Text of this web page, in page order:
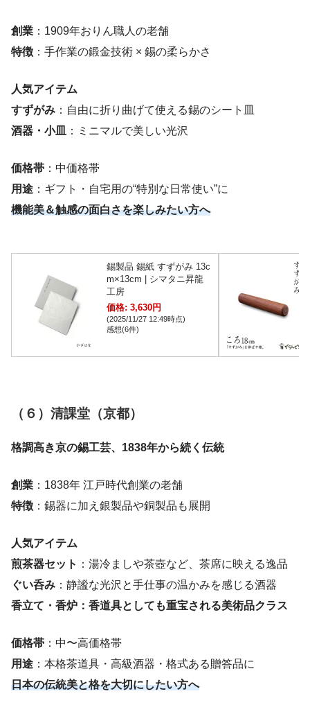
創業 ：1909年おりん職人の老舗
特徴 ：手作業の鍛金技術 × 錫の柔らかさ
人気アイテム
すずがみ ：自由に折り曲げて使える錫のシート皿
酒器・小皿
：ミニマルで美しい光沢
価格帯 ：中価格帯
用途 ：ギフト・自宅用の“特別な日常使い”に
機能美＆触感の面白さを楽しみたい方へ
錫製品 錫紙 すずがみ 13c
m×13cm | シマタニ昇龍
工房
価格: 3,630円
(2025/11/27 12:49時点)
感想(6件)
（６）清課堂（京都）
格調高き京の錫工芸、1838年から続く伝統
創業 ：1838年 江戸時代創業の老舗
特徴 ：錫器に加え銀製品や銅製品も展開
人気アイテム
煎茶器セット ：湯冷ましや茶壺など、茶席に映える逸品
ぐい呑み ：静謐な光沢と手仕事の温かみを感じる酒器
香立て・香炉：香道具としても重宝される美術品クラス
価格帯 ：中〜高価格帯
用途 ：本格茶道具・高級酒器・格式ある贈答品に
日本の伝統美と格を大切にしたい方へ